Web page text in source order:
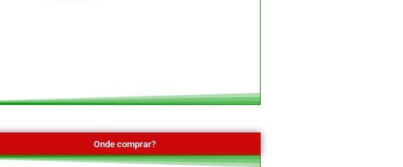
Onde comprar?